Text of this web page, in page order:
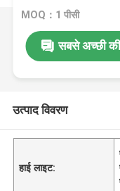
MOQ：1 पीसी
सबसे अच्छी
उत्पाद विवरण
हाई लाइट: